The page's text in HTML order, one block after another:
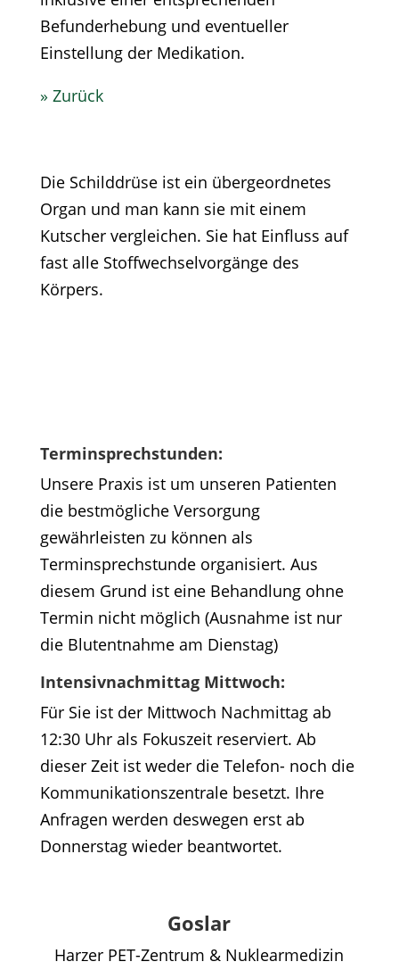
Befunderhebung und eventueller
Einstellung der Medikation.
» Zurück
Die Schilddrüse ist ein übergeordnetes
Organ und man kann sie mit einem
Kutscher vergleichen. Sie hat Einfluss auf
fast alle Stoffwechselvorgänge des
Körpers.
Terminsprechstunden:
Unsere Praxis ist um unseren Patienten
die bestmögliche Versorgung
gewährleisten zu können als
Terminsprechstunde organisiert. Aus
diesem Grund ist eine Behandlung ohne
Termin nicht möglich (Ausnahme ist nur
die Blutentnahme am Dienstag)
Intensivnachmittag Mittwoch:
Für Sie ist der Mittwoch Nachmittag ab
12:30 Uhr als Fokuszeit reserviert. Ab
dieser Zeit ist weder die Telefon- noch die
Kommunikationszentrale besetzt. Ihre
Anfragen werden deswegen erst ab
Donnerstag wieder beantwortet.
Goslar
Harzer PET-Zentrum & Nuklearmedizin